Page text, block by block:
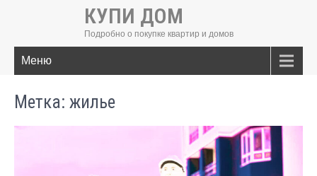
КУПИ ДОМ
Подробно о покупке квартир и домов
Меню
Метка: жилье